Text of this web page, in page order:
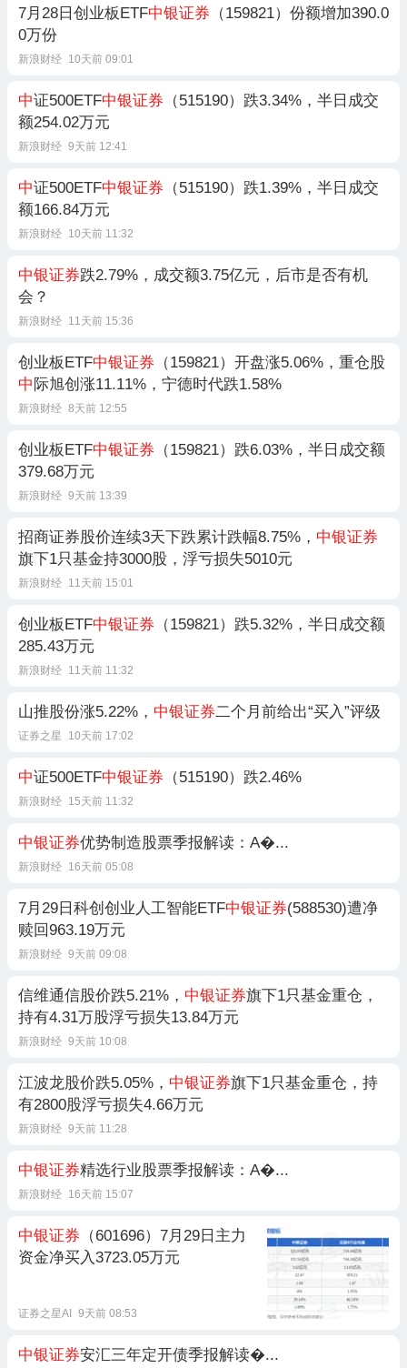
7月28日创业板ETF中银证券 （159821）份额增加390.0
0万份
新浪财经 10天前 09:01
中证500ETF中银证券 （515190）跌3.34%，半日成交
额254.02万元
新浪财经 9天前 12:41
中证500ETF中银证券 （515190）跌1.39%，半日成交
额166.84万元
新浪财经 10天前 11:32
中银证券跌2.79%，成交额3.75亿元，后市是否有机
会？
新浪财经 11天前 15:36
创业板ETF中银证券 （159821）开盘涨5.06%，重仓股
中 际旭创涨11.11%，宁德时代跌1.58%
新浪财经 8天前 12:55
创业板ETF中银证券 （159821）跌6.03%，半日成交额
379.68万元
新浪财经 9天前 13:39
招商证券股价连续3天下跌累计跌幅8.75%， 中银证券
旗下1只基金持3000股，浮亏损失5010元
新浪财经 11天前 15:01
创业板ETF中银证券 （159821）跌5.32%，半日成交额
285.43万元
新浪财经 11天前 11:32
山推股份涨5.22%， 中银证券二个月前给出“买入”评级
证券之星 10天前 17:02
中证500ETF中银证券 （515190）跌2.46%
新浪财经 15天前 11:32
中银证券优势制造股票季报解读：A�...
新浪财经 16天前 05:08
7月29日科创创业人工智能ETF中银证券(588530)遭净
赎回963.19万元
新浪财经 9天前 09:08
信维通信股价跌5.21%， 中银证券旗下1只基金重仓，
持有4.31万股浮亏损失13.84万元
新浪财经 9天前 10:08
江波龙股价跌5.05%， 中银证券旗下1只基金重仓，持
有2800股浮亏损失4.66万元
新浪财经 9天前 11:28
中银证券精选行业股票季报解读：A�...
新浪财经 16天前 15:07
中银证券 （601696）7月29日主力
资金净买入3723.05万元
证券之星AI 9天前 08:53
中银证券安汇三年定开债季报解读�...